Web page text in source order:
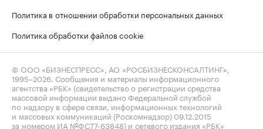
Политика в отношении обработки персональных данных
Политика обработки файлов cookie
© ООО «БИЗНЕСПРЕСС», АО «РОСБИЗНЕСКОНСАЛТИНГ»,
1995–2026. Сообщения и материалы информационного
агентства «РБК» (свидетельство о регистрации средства
массовой информации выдано Федеральной службой
по надзору в сфере связи, информационных технологий
и массовых коммуникаций (Роскомнадзор) 09.12.2015
за номером ИА №ФС77-63848) и сетевого издания «РБК»